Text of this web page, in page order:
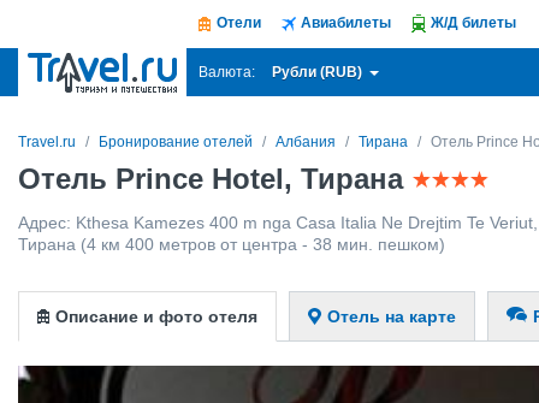
Отели Авиабилеты Ж/Д билеты
Валюта: Рубли (RUB)
Travel.ru Бронирование отелей Албания Тирана Отель Prince
Отель Prince Hotel, Тирана
Адрес: Kthesa Kamezes 400 m nga Casa Italia Ne Drejtim Te Veriut
Тирана (4 км 400 метров от центра - 38 мин. пешком)
Описание и фото отеля Отель на карте